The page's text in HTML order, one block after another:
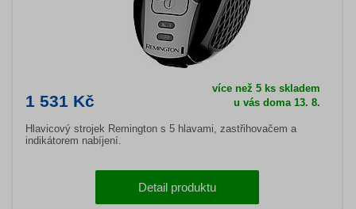
1 531 Kč
více než 5 ks skladem
u vás doma 13. 8.
Hlavicový strojek Remington s 5 hlavami, zastřihovačem a
indikátorem nabíjení.
Detail produktu